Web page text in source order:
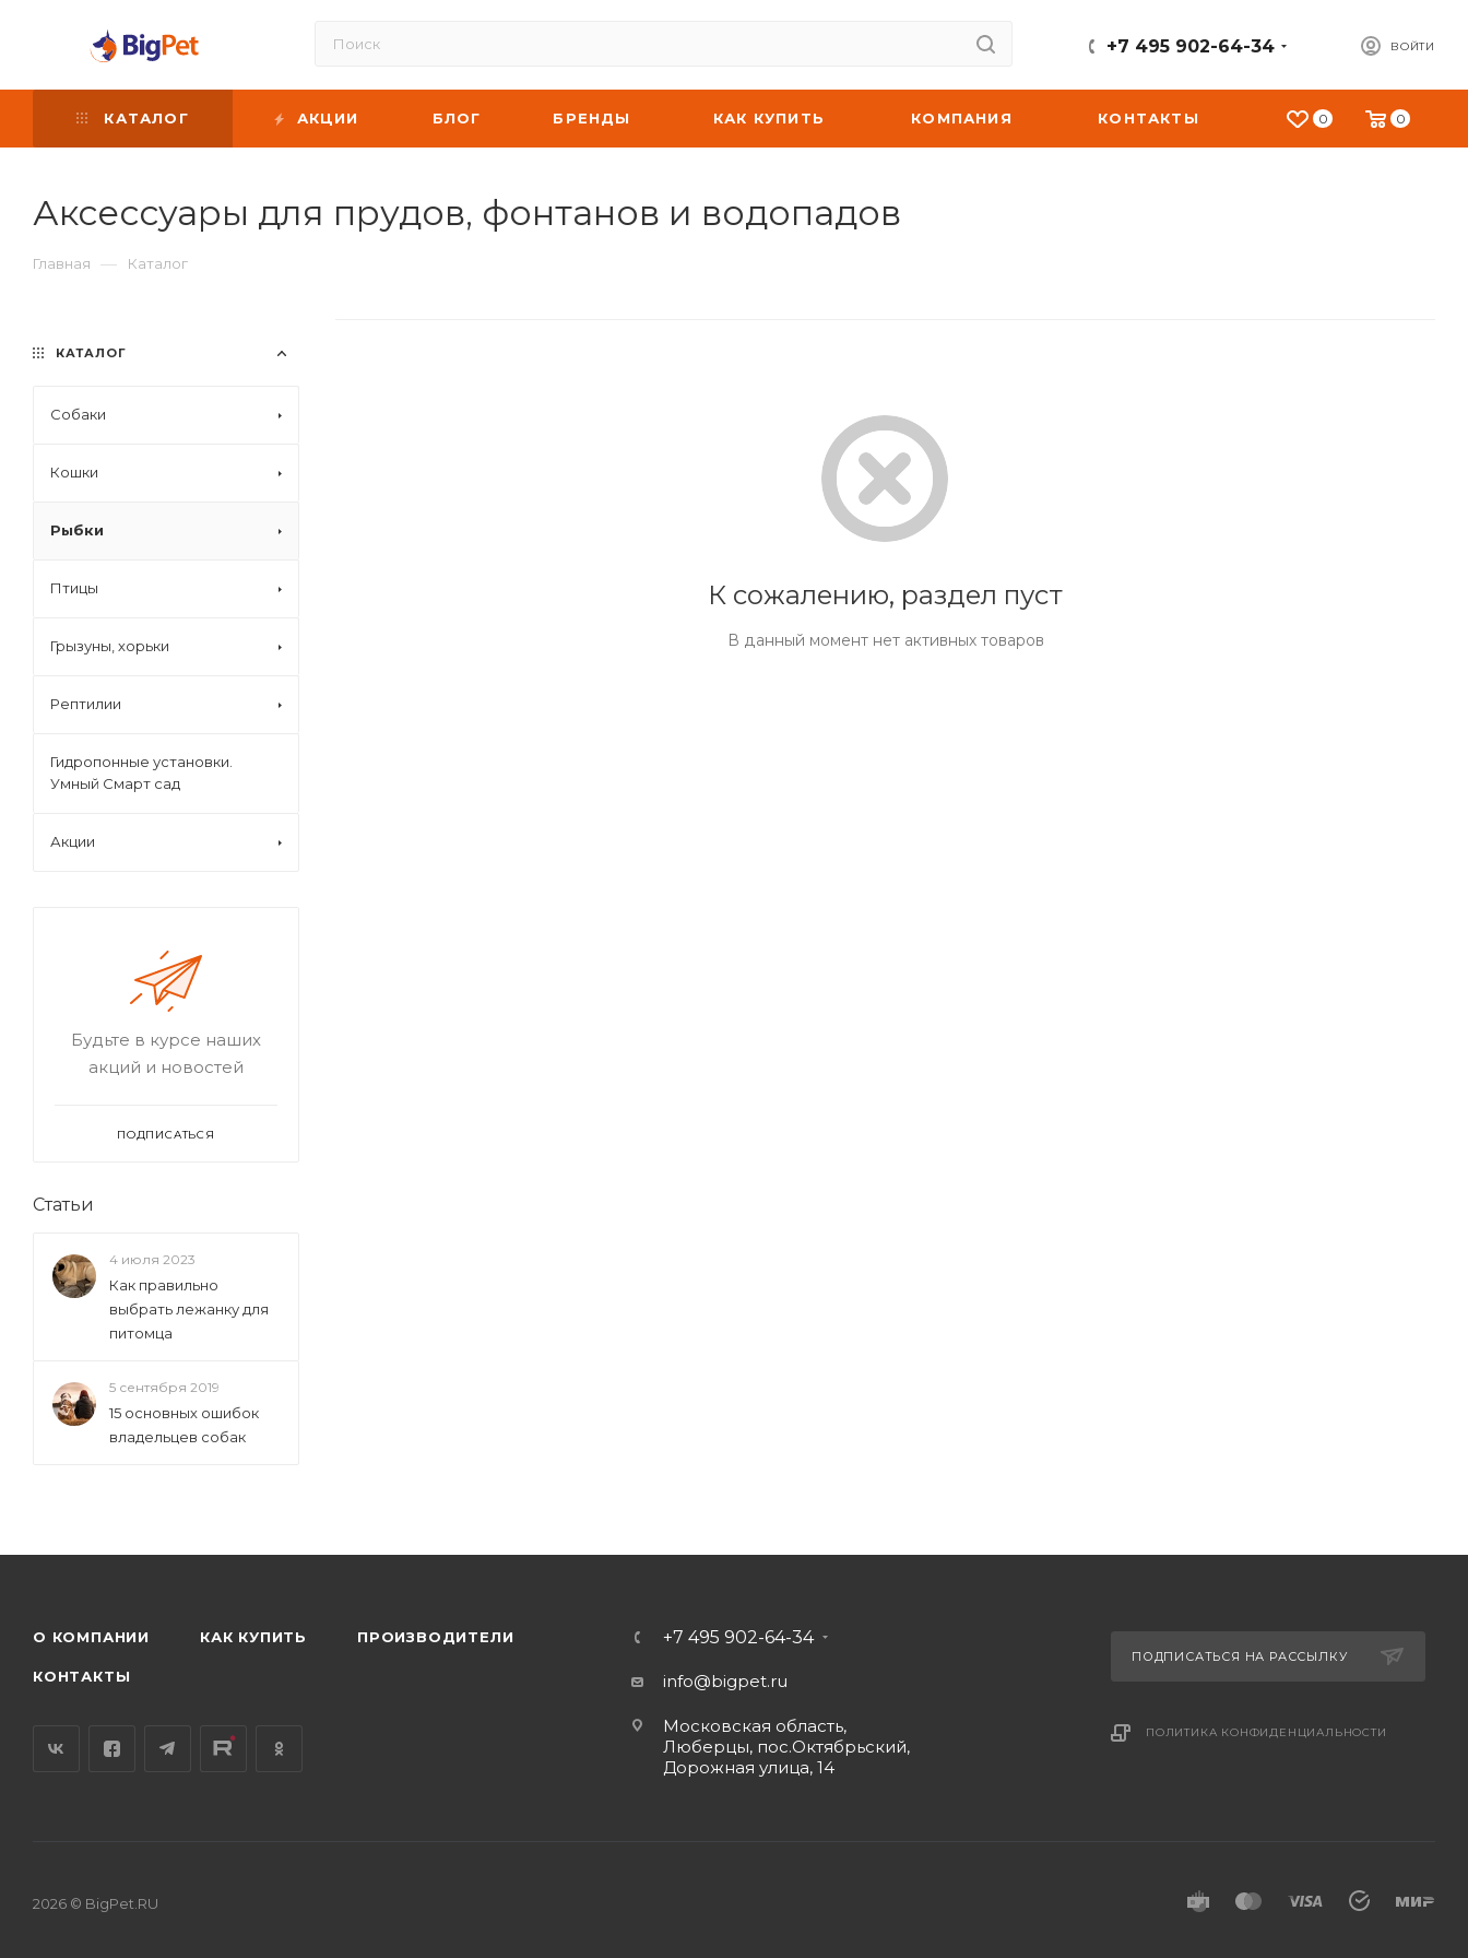
ВОЙТИ
+7 495 902-64-34
0 0
КАТАЛОГ АКЦИИ БЛОГ БРЕНДЫ КАК КУПИТЬ КОМПАНИЯ КОНТАКТЫ
Аксессуары для прудов, фонтанов и водопадов
Главная — Каталог
К сожалению, раздел пуст
В данный момент нет активных товаров
КАТАЛОГ
Собаки
Кошки
Рыбки
Птицы
Грызуны, хорьки
Рептилии
Гидропонные установки.
Умный Смарт сад
Акции
Будьте в курсе наших
акций и новостей
ПОДПИСАТЬСЯ
Статьи
4 июля 2023
Как правильно
выбрать лежанку для
питомца
5 сентября 2019
15 основных ошибок
владельцев собак
О КОМПАНИИ КАК КУПИТЬ ПРОИЗВОДИТЕЛИ
КОНТАКТЫ
+7 495 902-64-34
info@bigpet.ru
Московская область,
Люберцы, пос.Октябрьский,
Дорожная улица, 14
ПОДПИСАТЬСЯ НА РАССЫЛКУ
ПОЛИТИКА КОНФИДЕНЦИАЛЬНОСТИ
2026 © BigPet.RU